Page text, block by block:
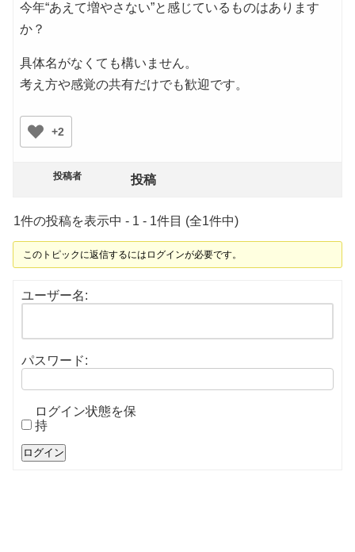
今年“あえて増やさない”と感じているものはあります
か？
具体名がなくても構いません。
考え方や感覚の共有だけでも歓迎です。
+2
投稿者 投稿
1件の投稿を表示中 - 1 - 1件目 (全1件中)
このトピックに返信するにはログインが必要です。
ユーザー名:
パスワード:
ログイン状態を保
持
ログイン